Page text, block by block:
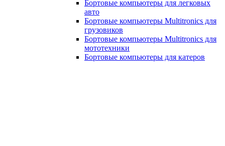
Бортовые компьютеры для легковых
авто
Бортовые компьютеры Multitronics для
грузовиков
Бортовые компьютеры Multitronics для
мототехники
Бортовые компьютеры для катеров